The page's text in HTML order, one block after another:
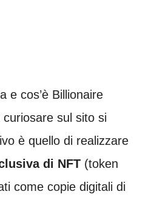
e cos’è Billionaire
sul sito si
è quello di realizzare
di NFT (token
come copie digitali di